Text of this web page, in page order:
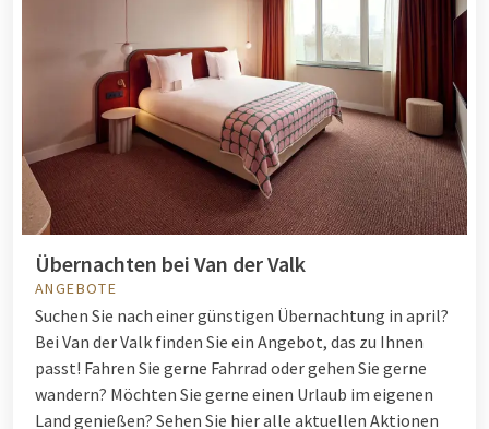
Übernachten bei Van der Valk
ANGEBOTE
Suchen Sie nach einer günstigen Übernachtung in april?
Bei Van der Valk finden Sie ein Angebot, das zu Ihnen
passt! Fahren Sie gerne Fahrrad oder gehen Sie gerne
wandern? Möchten Sie gerne einen Urlaub im eigenen
Land genießen? Sehen Sie hier alle aktuellen Aktionen